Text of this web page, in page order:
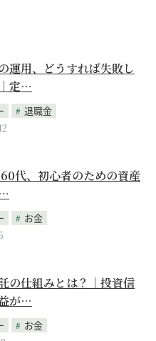
運用、どうすれば失敗し
定…
退職金
代、初心者のための資産
お金
の仕組みとは？｜投資信
が…
お金